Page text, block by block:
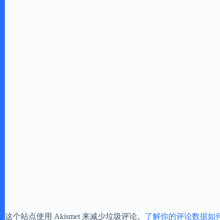
这个站点使用 Akismet 来减少垃圾评论。 了解你的评论数据如